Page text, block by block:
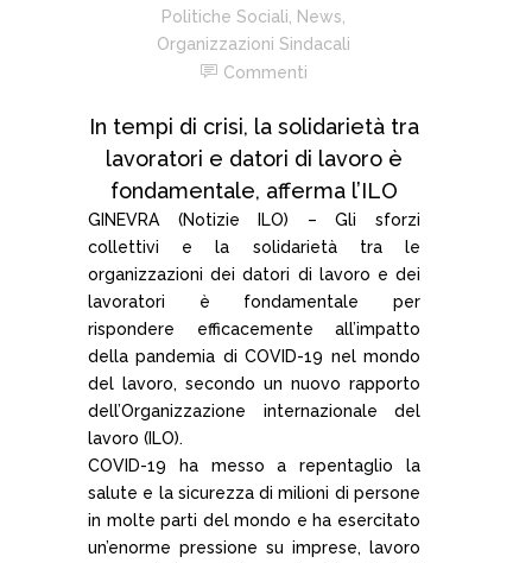
Politiche Sociali
News
Organizzazioni Sindacali
Commenti
In tempi di crisi, la solidarietà tra
lavoratori e datori di lavoro è
fondamentale, afferma l’ILO
GINEVRA (Notizie ILO) – Gli sforzi
collettivi e la solidarietà tra le
organizzazioni dei datori di lavoro e dei
lavoratori è fondamentale per
rispondere efficacemente all’impatto
della pandemia di COVID-19 nel mondo
del lavoro, secondo un nuovo rapporto
dell’Organizzazione internazionale del
lavoro (ILO).
COVID-19 ha messo a repentaglio la
salute e la sicurezza di milioni di persone
in molte parti del mondo e ha esercitato
un’enorme pressione su imprese, lavoro